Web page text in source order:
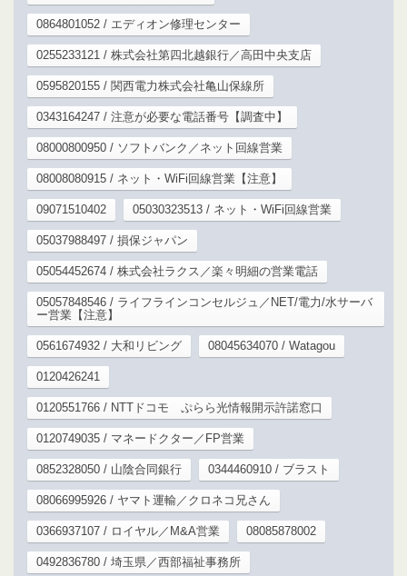
0864801052 / エディオン修理センター
0255233121 / 株式会社第四北越銀行／高田中央支店
0595820155 / 関西電力株式会社亀山保線所
0343164247 / 注意が必要な電話番号【調査中】
08000800950 / ソフトバンク／ネット回線営業
08008080915 / ネット・WiFi回線営業【注意】
09071510402 05030323513 / ネット・WiFi回線営業
05037988497 / 損保ジャパン
05054452674 / 株式会社ラクス／楽々明細の営業電話
05057848546 / ライフラインコンセルジュ／NET/電力/水サーバ
ー営業【注意】
0561674932 / 大和リビング 08045634070 / Watagou
0120426241
0120551766 / NTTドコモ ぷらら光情報開示許諾窓口
0120749035 / マネードクター／FP営業
0852328050 / 山陰合同銀行 0344460910 / ブラスト
08066995926 / ヤマト運輸／クロネコ兄さん
0366937107 / ロイヤル／M&A営業 08085878002
0492836780 / 埼玉県／西部福祉事務所